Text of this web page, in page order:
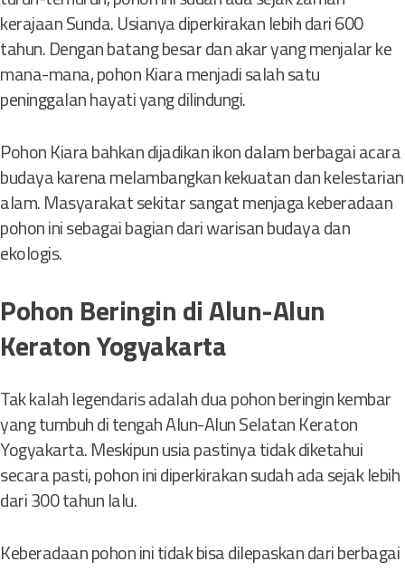
kerajaan Sunda. Usianya diperkirakan lebih dari 600
tahun. Dengan batang besar dan akar yang menjalar ke
mana-mana, pohon Kiara menjadi salah satu
peninggalan hayati yang dilindungi.
Pohon Kiara bahkan dijadikan ikon dalam berbagai acara
budaya karena melambangkan kekuatan dan kelestarian
alam. Masyarakat sekitar sangat menjaga keberadaan
pohon ini sebagai bagian dari warisan budaya dan
ekologis.
Pohon Beringin di Alun-Alun
Keraton Yogyakarta
Tak kalah legendaris adalah dua pohon beringin kembar
yang tumbuh di tengah Alun-Alun Selatan Keraton
Yogyakarta. Meskipun usia pastinya tidak diketahui
secara pasti, pohon ini diperkirakan sudah ada sejak lebih
dari 300 tahun lalu.
Keberadaan pohon ini tidak bisa dilepaskan dari berbagai